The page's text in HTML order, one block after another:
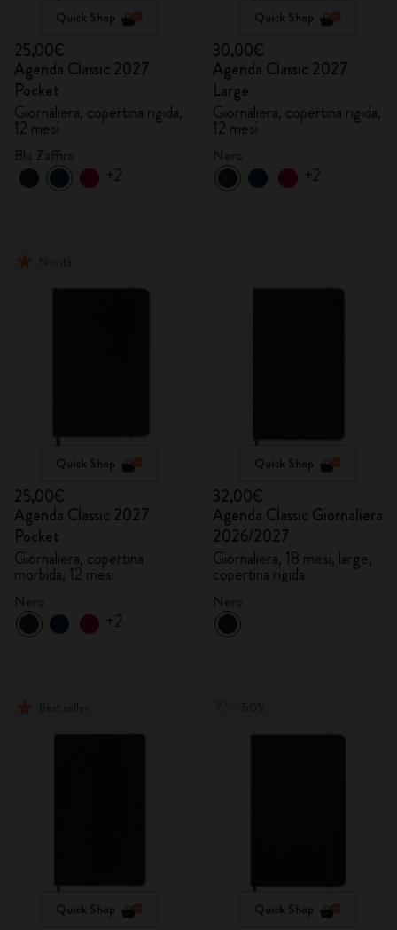
Quick Shop
25,00€
Agenda Classic 2027
Pocket
Giornaliera, copertina rigida,
12 mesi
+2
Quick Shop
30,00€
Agenda Classic 2027
Large
Giornaliera, copertina rigida,
12 mesi
+2
Quick Shop
25,00€
Agenda Classic 2027
Pocket
Giornaliera, copertina
morbida, 12 mesi
+2
Quick Shop
32,00€
Agenda Classic Giornaliera
2026/2027
Giornaliera, 18 mesi, large,
copertina rigida
Quick Shop Quick Shop